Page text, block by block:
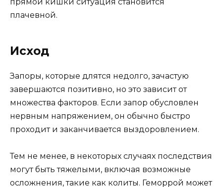
плачевной.
Исход
Запоры, которые длятся недолго, зачастую
завершаются позитивно, но это зависит от
множества факторов. Если запор обусловлен
нервным напряжением, он обычно быстро
проходит и заканчивается выздоровлением.
Тем не менее, в некоторых случаях последствия
могут быть тяжелыми, включая возможные
осложнения, такие как колиты. Геморрой может